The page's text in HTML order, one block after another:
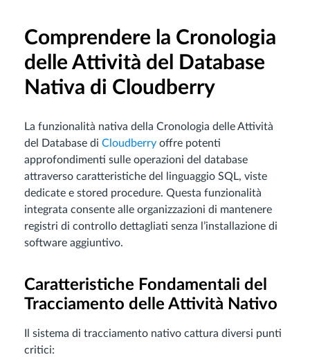
Comprendere la Cronologia
delle Attività del Database
Nativa di Cloudberry
La funzionalità nativa della Cronologia delle Attività
del Database di Cloudberry offre potenti
approfondimenti sulle operazioni del database
attraverso caratteristiche del linguaggio SQL, viste
dedicate e stored procedure. Questa funzionalità
integrata consente alle organizzazioni di mantenere
registri di controllo dettagliati senza l’installazione di
software aggiuntivo.
Caratteristiche Fondamentali del
Tracciamento delle Attività Nativo
Il sistema di tracciamento nativo cattura diversi punti
critici: